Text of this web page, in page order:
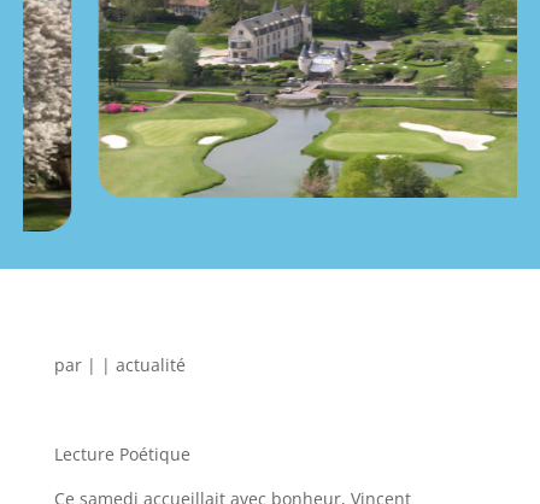
par | | actualité
Lecture Poétique
Ce samedi accueillait avec bonheur, Vincent